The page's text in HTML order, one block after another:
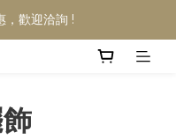
，歡迎洽詢 !